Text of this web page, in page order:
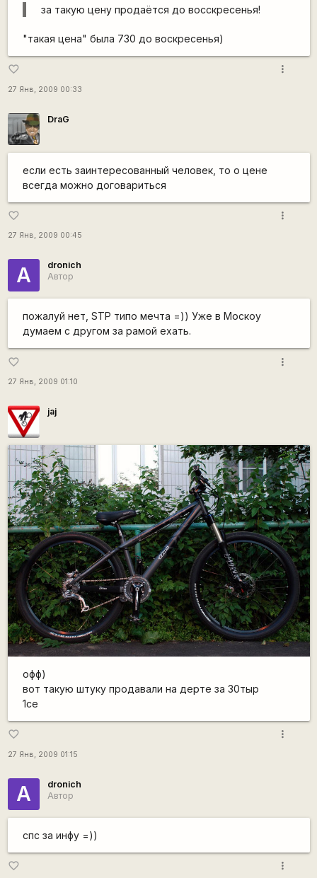
за такую цену продаётся до восскресенья!
"такая цена" была 730 до воскресенья)
favorite_border
27 Янв, 2009 00:33
more_vert
DraG
если есть заинтересованный человек, то о цене
всегда можно договариться
favorite_border
27 Янв, 2009 00:45
more_vert
А
dronich
Автор
пожалуй нет, STP типо мечта =)) Уже в Москоу
думаем с другом за рамой ехать.
favorite_border
27 Янв, 2009 01:10
more_vert
jaj
офф)
вот такую штуку продавали на дерте за 30тыр
1се
favorite_border
27 Янв, 2009 01:15
more_vert
А
dronich
Автор
спс за инфу =))
favorite_border more_vert